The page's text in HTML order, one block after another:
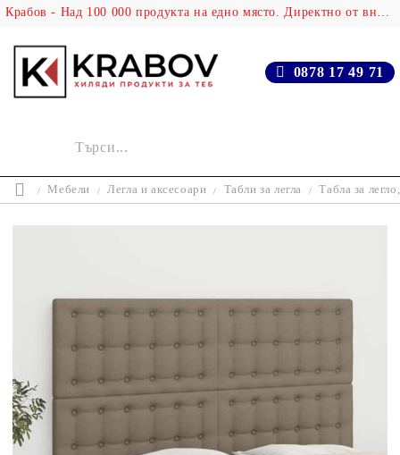
Крабов - Над 100 000 продукта на едно място. Директно от вносителя!
0878 17 49 71
Мебели Легла и аксесоари Табли за легла Табла за